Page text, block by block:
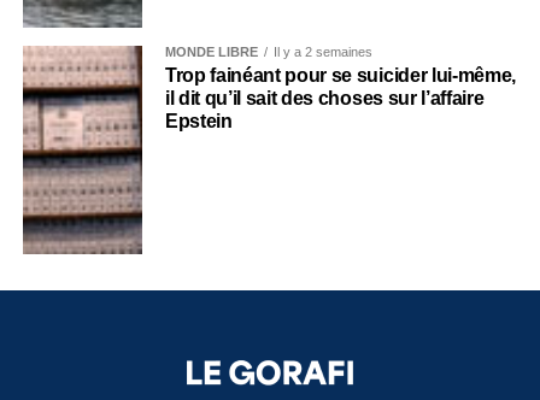
MONDE LIBRE Il y a 2 semaines
Trop fainéant pour se suicider lui-même,
il dit qu’il sait des choses sur l’affaire
Epstein